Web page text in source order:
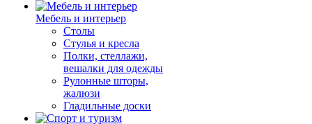
Мебель и интерьер
Столы
Стулья и кресла
Полки, стеллажи,
вешалки для одежды
Рулонные шторы,
жалюзи
Гладильные доски